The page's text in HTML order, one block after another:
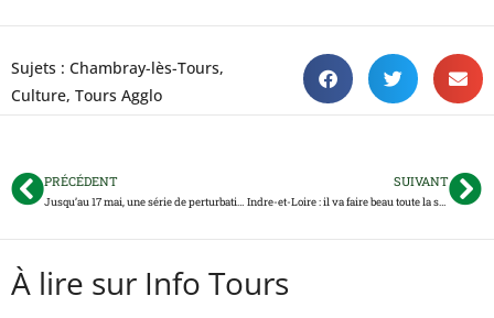
Sujets : Chambray-lès-Tours,
Culture, Tours Agglo
PRÉCÉDENT
Jusqu’au 17 mai, une série de perturbations sur l’A10 et l’A85
SUIVANT
Indre-et-Loire : il va faire beau toute la semaine… avant un week-end bien moche
À lire sur Info Tours